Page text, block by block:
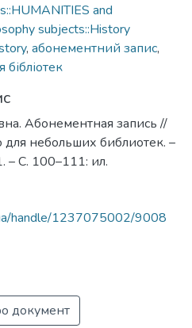
and
subjects::History
, абонементний запис,
бібліотек
Абонементная запись //
небольших библиотек. –
– С. 100–111: ил.
handle/1237075002/9008
документ